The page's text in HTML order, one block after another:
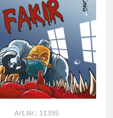
Art.Nr.: 11395